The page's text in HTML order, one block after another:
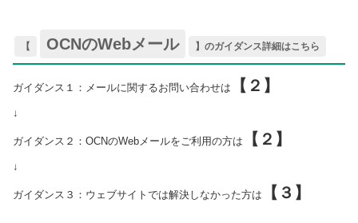
【 OCNのWebメール 】のガイダンス詳細はこちら
ガイダンス１：メールに関するお問い合わせは 【２】
↓
ガイダンス２：OCNのWebメールをご利用の方は 【２】
↓
ガイダンス３：ウェブサイトでは解決しなかった方は 【３】